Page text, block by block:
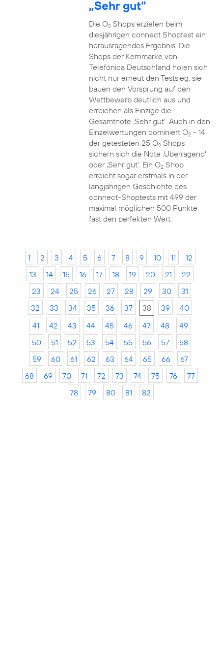
„Sehr gut“
Die O2Shops erzielen beim
diesjährigen connect Shoptest ein
herausragendes Ergebnis. Die
Shops der Kernmarke von
Telefónica Deutschland holen sich
nicht nur erneut den Testsieg, sie
bauen den Vorsprung auf den
Wettbewerb deutlich aus und
erreichen als Einzige die
Gesamtnote ‚Sehr gut‘. Auch in den
Einzelwertungen dominiert O2- 14
der getesteten 25 O2Shops
sichern sich die Note ‚Überragend‘
oder ‚Sehr gut‘. Ein O2Shop
erreicht sogar erstmals in der
langjährigen Geschichte des
connect-Shoptests mit 499 der
maximal möglichen 500 Punkte
fast den perfekten Wert.
1 2 3 4 5 6 7 8 9 10 11
12
13
14 15 16 17 18 19 20 21
22
23
24 25 26 27 28 29 30
31
32
33 34 35 36 37 38 39
40
41
42 43 44 45 46 47 48
49
50
51 52 53 54 55 56 57
58
59
60 61 62 63 64 65 66
67
68
69 70 71 72 73 74 75 76
77
78
79 80 81 82